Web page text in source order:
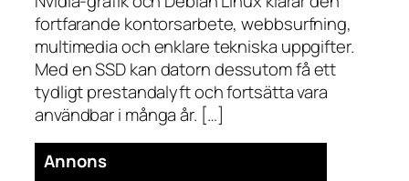
fortfarande kontorsarbete, webbsurfning,
multimedia och enklare tekniska uppgifter.
Med en SSD kan datorn dessutom få ett
tydligt prestandalyft och fortsätta vara
användbar i många år. […]
Annons